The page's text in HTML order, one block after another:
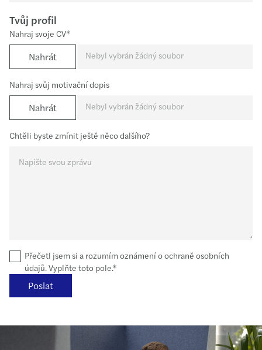
Tvůj profil
Nahraj svoje CV*
Nahrát Nebyl vybrán žádný soubor
Nahraj svůj motivační dopis
Nahrát Nebyl vybrán žádný soubor
Chtěli byste zmínit ještě něco dalšího?
Přečetl jsem si a rozumím oznámení o ochraně osobních
údajů. Vyplňte toto pole.*
Poslat